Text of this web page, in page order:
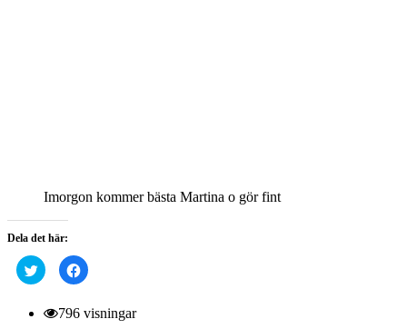
Imorgon kommer bästa Martina o gör fint
Dela det här:
Klicka
för
på
Twitter
Klicka
för
på
Facebook
796 visningar